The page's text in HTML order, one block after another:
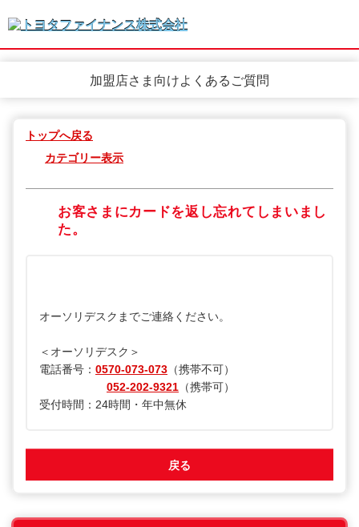
加盟店さま向けよくあるご質問
トップへ戻る
カテゴリー表示
お客さまにカードを返し忘れてしまいまし
た。
オーソリデスクまでご連絡ください。
＜オーソリデスク＞
電話番号： 0570-073-073 （携帯不可）
052-202-9321 （携帯可）
受付時間：24時間・年中無休
戻る